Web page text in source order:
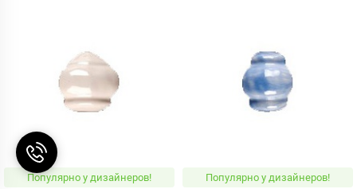
Популярно у дизайнеров! Популярно у дизайнеров!